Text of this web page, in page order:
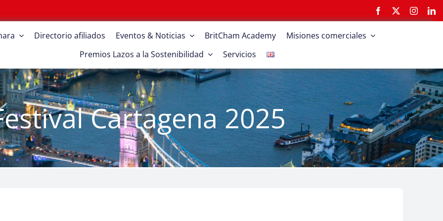
Directorio afiliados Eventos & Noticias BritCham Academy
Misiones comerciales
Premios Lazos a la Sostenibilidad
Servicios
Cartagena 2025